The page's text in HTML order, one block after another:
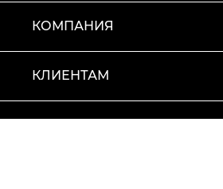
КОМПАНИЯ
КЛИЕНТАМ